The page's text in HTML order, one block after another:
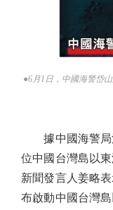
●6月1日，中國海警岱
據中國海警局
位中國台灣島以
新聞發言人姜略
布啟動中國台灣